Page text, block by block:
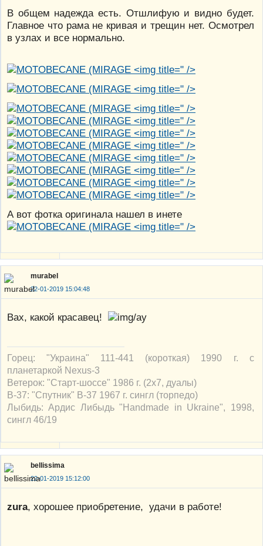
В общем надежда есть. Отшлифую и видно будет.
Главное что рама не кривая и трещин нет. Осмотрел
в узлах и все нормально.
" />
" />
" />
" />
" />
" />
" />
" />
" />
" />
А вот фотка оригинала нашел в инете
" />
murabel
22-01-2019 15:04:48
Вах, какой красавец!
Горец: "Украина" 111-441 (короткая) 1990 г. с
планетаркой Nexus-3
Ветерок: "Старт-шоссе" 1986 г. (2х7, дуалы)
В-37: "Спутник" В-37 1967 г. сингл (торпедо)
Лыбидь: Ардис Либыдь "Handmade in Ukraine", 1998,
сингл 46/19
bellissima
22-01-2019 15:12:00
zura, хорошее приобретение, удачи в работе!